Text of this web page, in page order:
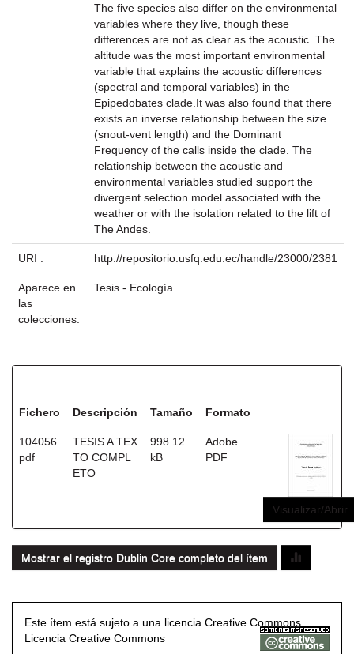
The five species also differ on the environmental
variables where they live, though these
differences are not as clear as the acoustic. The
altitude was the most important environmental
variable that explains the acoustic differences
(spectral and temporal variables) in the
Epipedobates clade.It was also found that there
exists an inverse relationship between the size
(snout-vent length) and the Dominant
Frequency of the calls inside the clade. The
relationship between the acoustic and
environmental variables studied support the
divergent selection model associated with the
weather or with the isolation related to the lift of
The Andes.
URI : http://repositorio.usfq.edu.ec/handle/23000/2381
Aparece en
las
colecciones:
Tesis - Ecología
Fichero Descripción Tamaño Formato
104056.
pdf
TESIS A TEX
TO COMPL
ETO
998.12
kB
Adobe
PDF
Visualizar/Abrir
Mostrar el registro Dublin Core completo del ítem
Este ítem está sujeto a una licencia Creative Commons
Licencia Creative Commons